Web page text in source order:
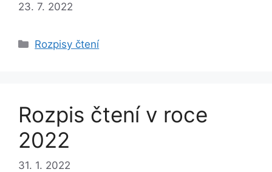
23. 7. 2022
Rubriky
Rozpisy čtení
Rozpis čtení v roce
2022
31. 1. 2022